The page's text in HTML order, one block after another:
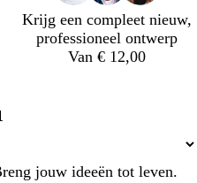
Krijg een compleet nieuw,
professioneel ontwerp
Van € 12,00
jouw ideeën tot leven.